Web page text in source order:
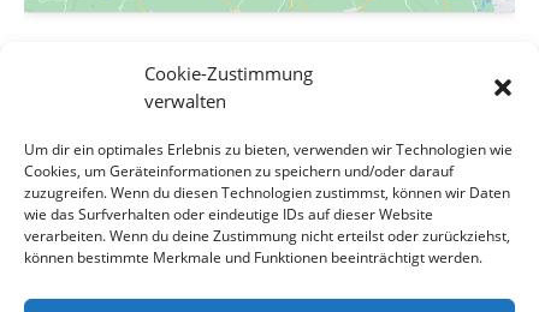
Cookie-Zustimmung
verwalten
Um dir ein optimales Erlebnis zu bieten, verwenden wir Technologien wie
Cookies, um Geräteinformationen zu speichern und/oder darauf
zuzugreifen. Wenn du diesen Technologien zustimmst, können wir Daten
wie das Surfverhalten oder eindeutige IDs auf dieser Website
verarbeiten. Wenn du deine Zustimmung nicht erteilst oder zurückziehst,
können bestimmte Merkmale und Funktionen beeinträchtigt werden.
Sottrum, Niedersachsen 27367 Germany Google Karte
anzeigen
Samtgemeinde Sottrum: Sitzung
Samtgemeinde Sottrum: Sitzung